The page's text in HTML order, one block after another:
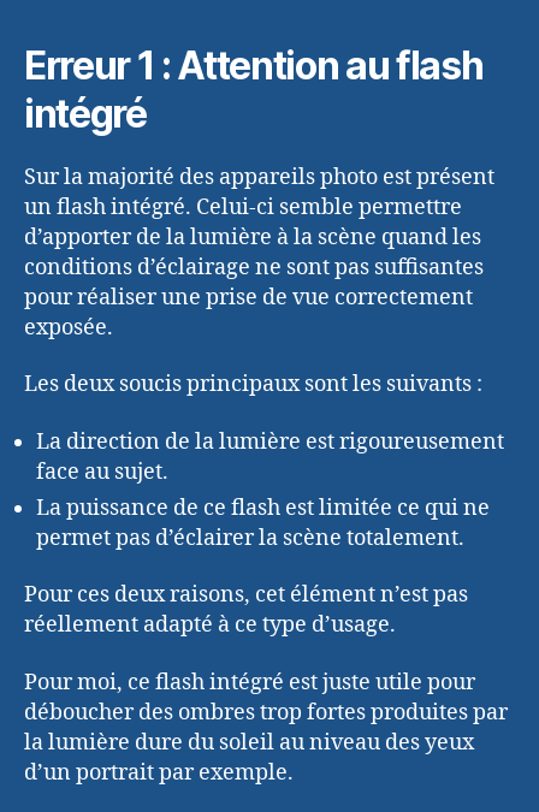
Erreur 1 : Attention au flash
intégré
Sur la majorité des appareils photo est présent
un flash intégré. Celui-ci semble permettre
d’apporter de la lumière à la scène quand les
conditions d’éclairage ne sont pas suffisantes
pour réaliser une prise de vue correctement
exposée.
Les deux soucis principaux sont les suivants :
La direction de la lumière est rigoureusement
face au sujet.
La puissance de ce flash est limitée ce qui ne
permet pas d’éclairer la scène totalement.
Pour ces deux raisons, cet élément n’est pas
réellement adapté à ce type d’usage.
Pour moi, ce flash intégré est juste utile pour
déboucher des ombres trop fortes produites par
la lumière dure du soleil au niveau des yeux
d’un portrait par exemple.